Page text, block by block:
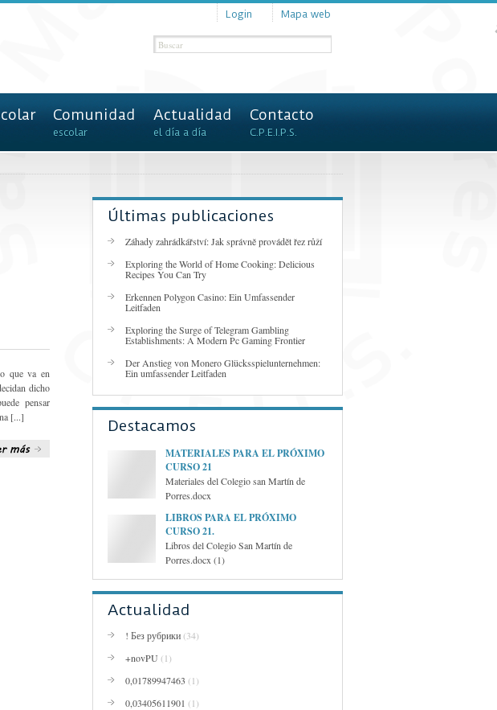
Login Mapa web
Comunidad
escolar
Actualidad
el día a día
Contacto
C.P.E.I.P.S.
que va en
dicho
pensar
[...]
Últimas publicaciones
Záhady zahrádkářství: Jak správně provádět řez růží
Exploring the World of Home Cooking: Delicious
Recipes You Can Try
Erkennen Polygon Casino: Ein Umfassender
Leitfaden
Exploring the Surge of Telegram Gambling
Establishments: A Modern Pc Gaming Frontier
Der Anstieg von Monero Glücksspielunternehmen:
Ein umfassender Leitfaden
Destacamos
MATERIALES PARA EL PRÓXIMO
CURSO 21
Materiales del Colegio san Martín de
Porres.docx
LIBROS PARA EL PRÓXIMO
CURSO 21.
Libros del Colegio San Martín de
Porres.docx (1)
Actualidad
! Без рубрики(34)
+novPU (1)
0,01789947463 (1)
0,03405611901 (1)